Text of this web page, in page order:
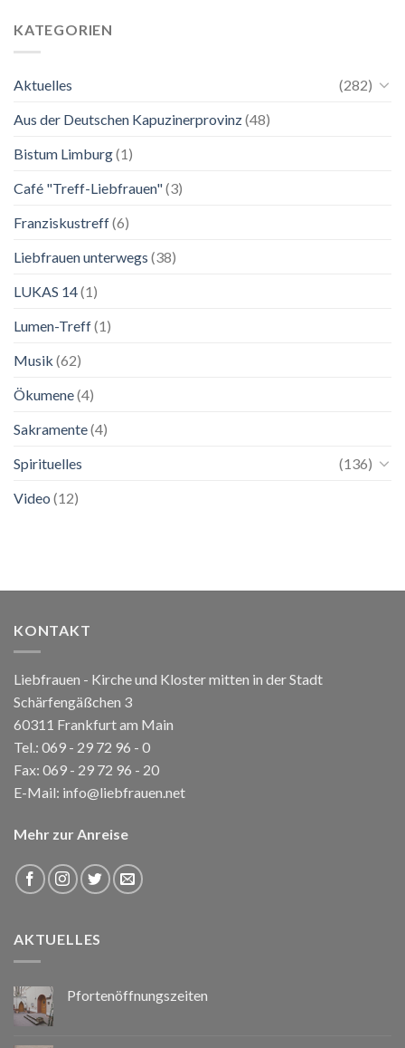
Ausstellung
KATEGORIEN
Aktuelles
(282)
Aus der Deutschen Kapuzinerprovinz(48)
Bistum Limburg(1)
Café "Treff-Liebfrauen"(3)
Franziskustreff(6)
Liebfrauen unterwegs (38)
LUKAS 14(1)
Lumen-Treff(1)
Musik (62)
Ökumene(4)
Sakramente(4)
Spirituelles
(136)
Video (12)
KONTAKT
Liebfrauen - Kirche und Kloster mitten in der Stadt
Schärfengäßchen 3
60311 Frankfurt am Main
Tel.: 069 - 29 72 96 - 0
Fax: 069 - 29 72 96 - 20
E-Mail: info@liebfrauen.net
Mehr zur Anreise
AKTUELLES
Pfortenöffnungszeiten